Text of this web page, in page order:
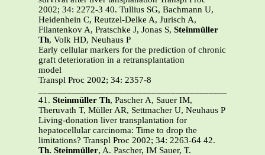
2002; 34: 2272-3 40. Tullius SG, Bachmann U,
Heidenhein C, Reutzel-Delke A, Jurisch A,
Filantenkov A, Pratschke J, Jonas S, Steinmüller
Th, Volk HD, Neuhaus P
Early cellular markers for the prediction of chronic
graft deterioration in a retransplantation
model
Transpl Proc 2002; 34: 2357-8
41. Steinmüller Th, Pascher A, Sauer IM,
Theruvath T, Müller AR, Settmacher U, Neuhaus P
Living-donation liver transplantation for
hepatocellular carcinoma: Time to drop the
limitations? Transpl Proc 2002; 34: 2263-64 42.
Th. Steinmüller, A. Pascher, IM Sauer, T.